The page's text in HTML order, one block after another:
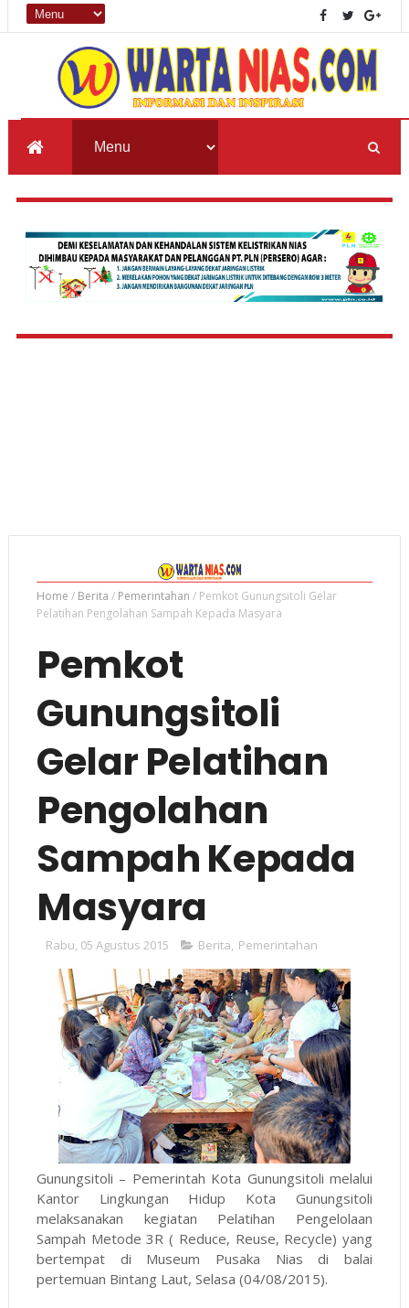
Home / Berita / Pemerintahan / Pemkot Gunungsitoli Gelar
Pelatihan Pengolahan Sampah Kepada Masyara
Pemkot
Gunungsitoli
Gelar Pelatihan
Pengolahan
Sampah Kepada
Masyara
Rabu, 05 Agustus 2015 Berita, Pemerintahan
Gunungsitoli – Pemerintah Kota Gunungsitoli melalui
Kantor Lingkungan Hidup Kota Gunungsitoli
melaksanakan kegiatan Pelatihan Pengelolaan
Sampah Metode 3R ( Reduce, Reuse, Recycle) yang
bertempat di Museum Pusaka Nias di balai
pertemuan Bintang Laut, Selasa (04/08/2015).